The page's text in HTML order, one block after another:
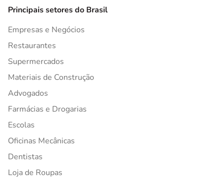
Principais setores do Brasil
Empresas e Negócios
Restaurantes
Supermercados
Materiais de Construção
Advogados
Farmácias e Drogarias
Escolas
Oficinas Mecânicas
Dentistas
Loja de Roupas